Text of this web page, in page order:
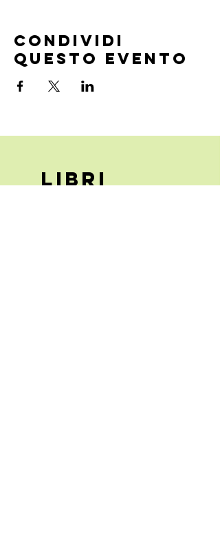
Condividi
questo evento
Libri